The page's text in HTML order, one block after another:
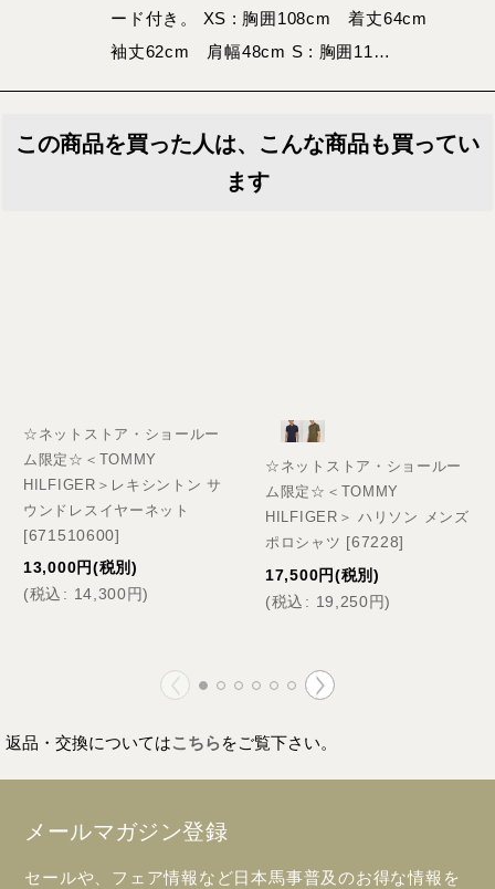
ード付き。 XS : 胸囲108cm 着丈64cm
袖丈62cm 肩幅48cm S : 胸囲11…
この商品を買った人は、こんな商品も買ってい
ます
☆ネットストア・ショールー
ム限定☆＜TOMMY
HILFIGER＞レキシントン サ
ウンドレスイヤーネット
[671510600]
13,000円(税別)
(税込 : 14,300円)
☆ネットストア・ショールー
ム限定☆＜TOMMY
HILFIGER＞ ハリソン メンズ
ポロシャツ [67228]
17,500円(税別)
(税込 : 19,250円)
返品・交換についてはこちらをご覧下さい。
メールマガジン登録
セールや、フェア情報など日本馬事普及のお得な情報を